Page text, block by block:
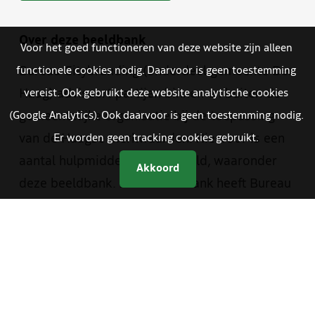
Over deze beeldbank
Bureau Citybranding (onderdeel gemeente Den
Haag) adviseert partijen binnen en buiten de
gemeentelijke organisatie bij de toepassing
van de Haagse merkwaarden. Hiervoor is een
aantal hulpmiddelen ontwikkeld, waaronder
deze beeldbank. Deze beeldbank heeft Bureau
Voor het goed functioneren van deze website zijn alleen
functionele cookies nodig. Daarvoor is geen toestemming
vereist. Ook gebruikt deze website analytische cookies
(Google Analytics). Ook daarvoor is geen toestemming nodig.
Er worden geen tracking cookies gebruikt.
Akkoord